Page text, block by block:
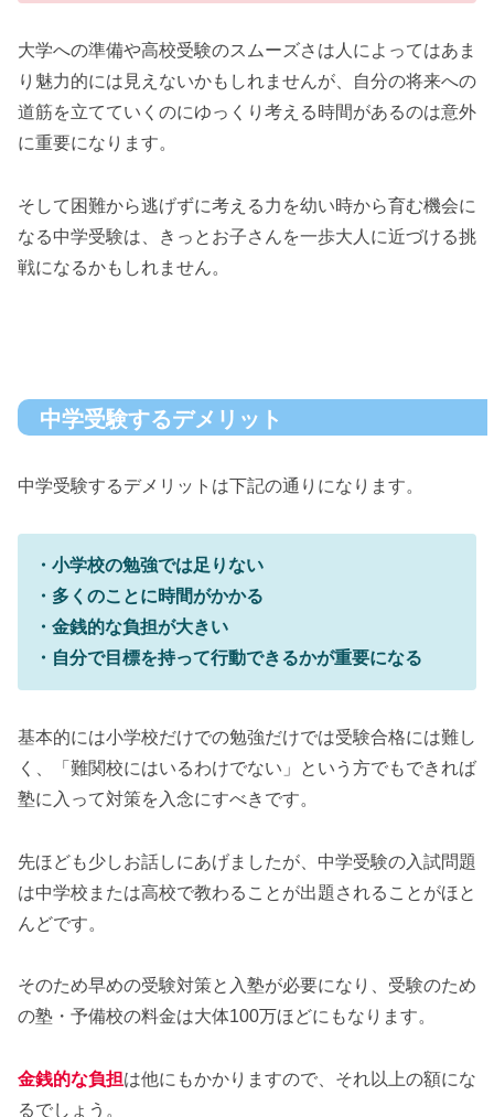
大学への準備や高校受験のスムーズさは人によってはあま
り魅力的には見えないかもしれませんが、自分の将来への
道筋を立てていくのにゆっくり考える時間があるのは意外
に重要になります。
そして困難から逃げずに考える力を幼い時から育む機会に
なる中学受験は、きっとお子さんを一歩大人に近づける挑
戦になるかもしれません。
中学受験するデメリット
中学受験するデメリットは下記の通りになります。
・小学校の勉強では足りない
・多くのことに時間がかかる
・金銭的な負担が大きい
・自分で目標を持って行動できるかが重要になる
基本的には小学校だけでの勉強だけでは受験合格には難し
く、「難関校にはいるわけでない」という方でもできれば
塾に入って対策を入念にすべきです。
先ほども少しお話しにあげましたが、中学受験の入試問題
は中学校または高校で教わることが出題されることがほと
んどです。
そのため早めの受験対策と入塾が必要になり、受験のため
の塾・予備校の料金は大体100万ほどにもなります。
金銭的な負担は他にもかかりますので、それ以上の額にな
るでしょう。